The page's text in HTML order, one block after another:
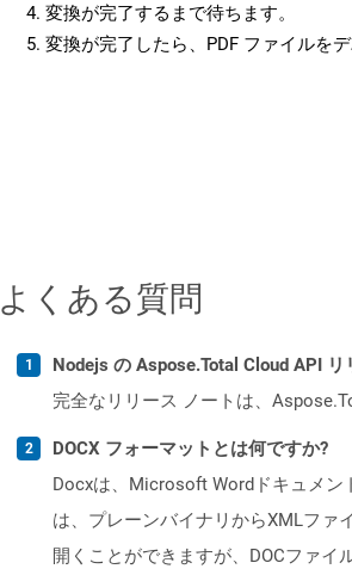
変換が完了するまで待ちます。
変換が完了したら、PDF ファイルを
よくある質問
Nodejs の Aspose.Total Cloud API
完全なリリース ノートは、
DOCX フォーマットとは何ですか?
Docxは、Microsoft Wordドキュメン
は、プレーンバイナリからXMLファ
開くことができますが、DOCファイ